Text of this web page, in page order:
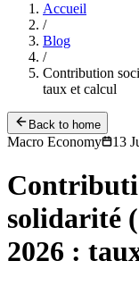
Accueil
/
Blog
/
Contribution
taux et calcul
Back to home
Macro Economy 13
solidarité
2026 :